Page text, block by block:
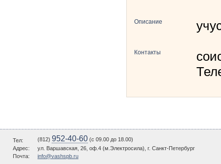
Описание
Контакты
Тел: (812) 952-40-60 (c 09.00 до 18.00)
Адрес:
ул. Варшавская, 26, оф.4 (м.Электросила), г. Санкт-Петербург
Почта:
info@vashspb.ru